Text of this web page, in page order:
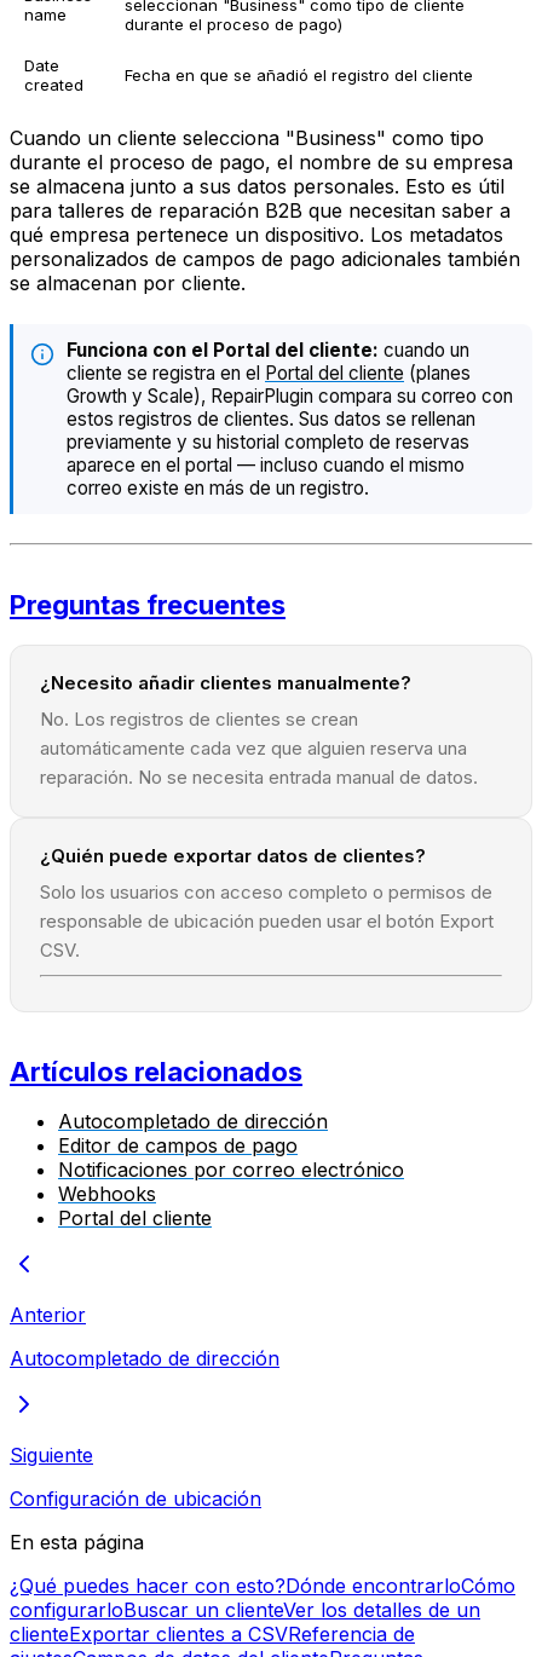
name
seleccionan "Business" como tipo de cliente
durante el proceso de pago)
Date
created
Fecha en que se añadió el registro del cliente
Cuando un cliente selecciona "Business" como tipo
durante el proceso de pago, el nombre de su empresa
se almacena junto a sus datos personales. Esto es útil
para talleres de reparación B2B que necesitan saber a
qué empresa pertenece un dispositivo. Los metadatos
personalizados de campos de pago adicionales también
se almacenan por cliente.
Funciona con el Portal del cliente: cuando un
cliente se registra en el Portal del cliente (planes
Growth y Scale), RepairPlugin compara su correo con
estos registros de clientes. Sus datos se rellenan
previamente y su historial completo de reservas
aparece en el portal — incluso cuando el mismo
correo existe en más de un registro.
Preguntas frecuentes
¿Necesito añadir clientes manualmente?
No. Los registros de clientes se crean
automáticamente cada vez que alguien reserva una
reparación. No se necesita entrada manual de datos.
¿Quién puede exportar datos de clientes?
Solo los usuarios con acceso completo o permisos de
responsable de ubicación pueden usar el botón Export
CSV.
Artículos relacionados
Autocompletado de dirección
Editor de campos de pago
Notificaciones por correo electrónico
Webhooks
Portal del cliente
Anterior
Autocompletado de dirección
Siguiente
Configuración de ubicación
En esta página
¿Qué puedes hacer con esto?Dónde encontrarloCómo
configurarloBuscar un clienteVer los detalles de un
clienteExportar clientes a CSVReferencia de